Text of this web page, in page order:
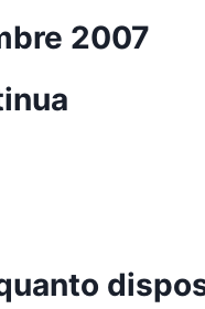
2007